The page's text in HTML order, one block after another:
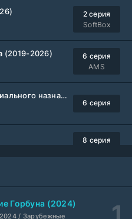
2 серия
SoftBox
(2019-2026)
6 серия
AMS
Подразделение специального назначения (2026)
6 серия
8 серия
Горбуна (2024)
/ Зарубежные